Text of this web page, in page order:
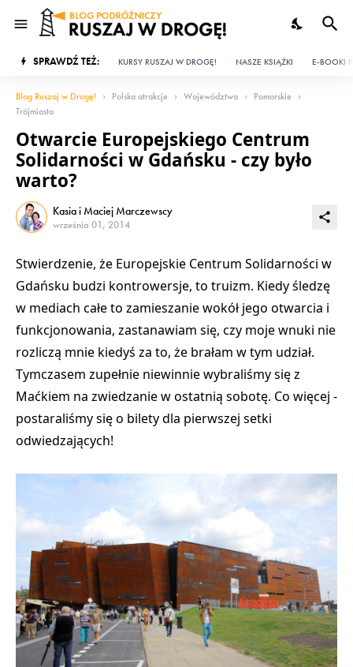
SPRAWDŹ TEŻ: KURSY RUSZAJ W DROGĘ! NASZE KSIĄŻKI E-BOOKI
Blog Ruszaj w Drogę! Polska atrakcje Województwa
Pomorskie
Trójmiasto
Otwarcie Europejskiego Centrum
Solidarności w Gdańsku - czy było
warto?
Kasia i Maciej Marczewscy
września 01, 2014
Stwierdzenie, że Europejskie Centrum Solidarności w
Gdańsku budzi kontrowersje, to truizm. Kiedy śledzę
w mediach całe to zamieszanie wokół jego otwarcia i
funkcjonowania, zastanawiam się, czy moje wnuki nie
rozliczą mnie kiedyś za to, że brałam w tym udział.
Tymczasem zupełnie niewinnie wybraliśmy się z
Maćkiem na zwiedzanie w ostatnią sobotę. Co więcej -
postaraliśmy się o bilety dla pierwszej setki
odwiedzających!